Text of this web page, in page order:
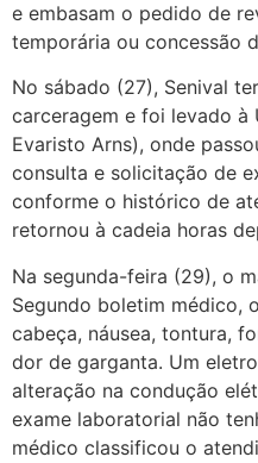
e embasam o pedido de
temporária ou concessão
No sábado (27), Senival
carceragem e foi levado à
Evaristo Arns), onde
consulta e solicitação de
conforme o histórico de
retornou à cadeia horas
Na segunda-feira (29), o
Segundo boletim médico,
cabeça, náusea, tontura,
dor de garganta. Um
alteração na condução
exame laboratorial não
médico classificou o